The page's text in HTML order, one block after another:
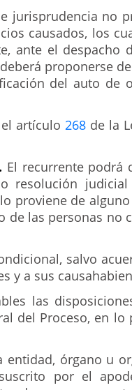
jurisprudencia no
causados, los
ante el despacho
proponerse
del auto de
artículo 268 de la
El recurrente podrá
resolución
proviene de
de las personas no
salvo
y a sus
las
del Proceso, en
entidad, órgano u
por el